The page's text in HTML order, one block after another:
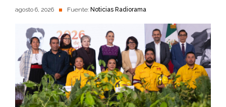
agosto 6, 2026 Fuente: Noticias Radiorama